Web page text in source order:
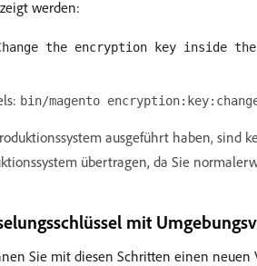
werden:
the encryption key inside
bin/magento
ausgeführt haben,
übertragen, da Sie
mit
Sie mit diesen Schritten einen